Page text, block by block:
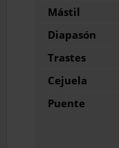
Mástil
Diapasón
Trastes
Cejuela
Puente